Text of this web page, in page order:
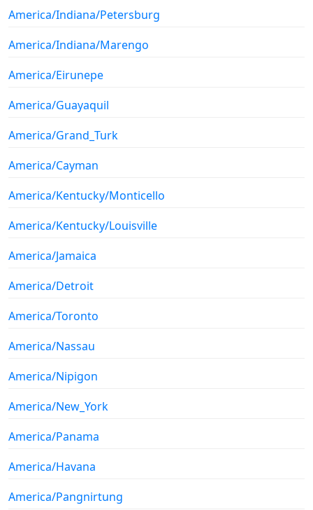
America/Indiana/Petersburg
America/Indiana/Marengo
America/Eirunepe
America/Guayaquil
America/Grand_Turk
America/Cayman
America/Kentucky/Monticello
America/Kentucky/Louisville
America/Jamaica
America/Detroit
America/Toronto
America/Nassau
America/Nipigon
America/New_York
America/Panama
America/Havana
America/Pangnirtung